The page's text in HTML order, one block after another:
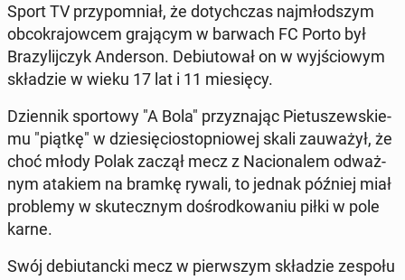
Sport TV przy­po­mniał, że do­tych­czas naj­młod­szym
ob­co­kra­jow­cem gra­ją­cym w barwach FC Porto był
Bra­zy­lij­czyk An­der­son. De­biu­to­wał on w wyj­ścio­wym
skła­dzie w wieku 17 lat i 11 mie­się­cy.
Dzien­nik spor­to­wy "A Bola" przy­zna­jąc Pie­tu­szew­skie­
mu "piątkę" w dzie­się­cio­stop­nio­wej skali za­uwa­żył, że
choć młody Polak zaczął mecz z Na­cio­na­lem od­waż­
nym atakiem na bramkę rywali, to jednak później miał
pro­ble­my w sku­tecz­nym do­środ­ko­wa­niu piłki w pole
karne.
Swój de­biu­tanc­ki mecz w pierw­szym skła­dzie zespołu